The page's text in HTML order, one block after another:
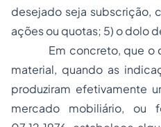
desejado seja subscrição,
ações ou quotas; 5) o dolo
Em concreto, que o
material, quando as
produziram efetivamente
mercado mobiliário, ou